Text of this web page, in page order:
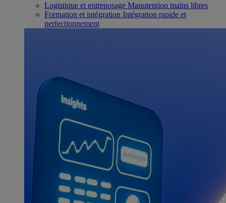
Logistique et entreposage Manutention mains libres
Formation et intégration Intégration rapide et
perfectionnement